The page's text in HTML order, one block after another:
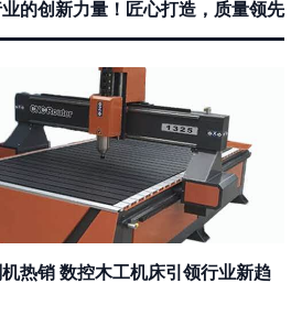
的创新力量！匠心打造，质量领先
热销 数控木工机床引领行业新趋